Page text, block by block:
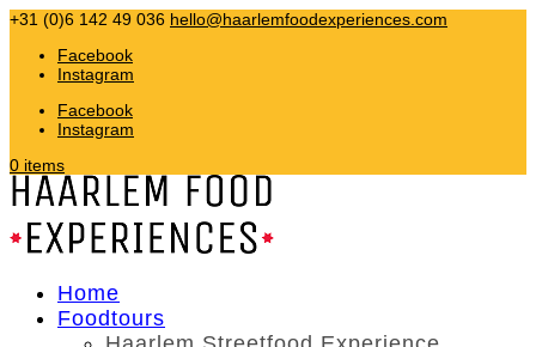
+31 (0)6 142 49 036 hello@haarlemfoodexperiences.com
Facebook
Instagram
Facebook
Instagram
0 items
Home
Foodtours